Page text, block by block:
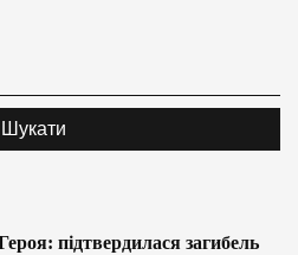
підтвердилася загибель